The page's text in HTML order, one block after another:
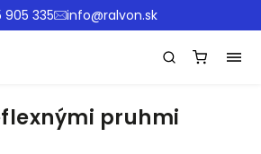
905 335 info@ralvon.sk
pruhmi